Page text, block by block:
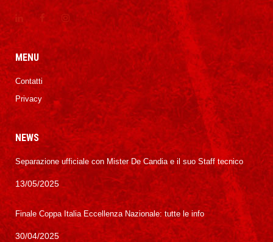
MENU
Contatti
Privacy
NEWS
Separazione ufficiale con Mister De Candia e il suo Staff tecnico
13/05/2025
Finale Coppa Italia Eccellenza Nazionale: tutte le info
30/04/2025